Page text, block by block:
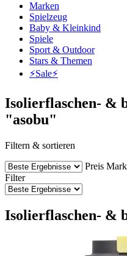
Marken
Spielzeug
Baby & Kleinkind
Spiele
Sport & Outdoor
Stars & Themen
⚡️Sale⚡️
Isolierflaschen- &
"asobu"
Filtern & sortieren
Preis
Filter
Isolierflaschen- &